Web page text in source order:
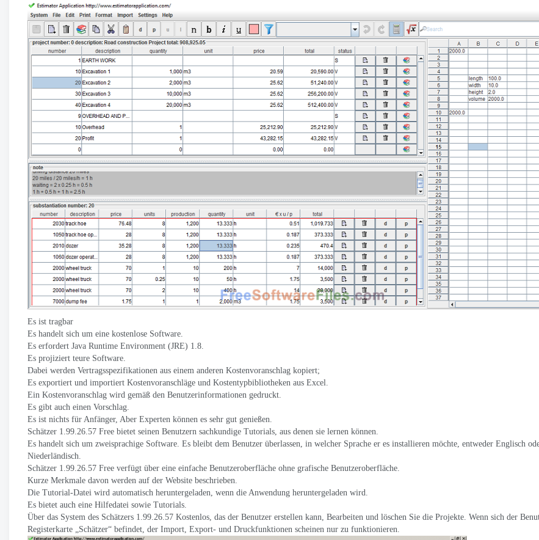
Es ist tragbar
Es handelt sich um eine kostenlose Software.
Es erfordert Java Runtime Environment (JRE) 1.8.
Es projiziert teure Software.
Dabei werden Vertragsspezifikationen aus einem anderen Kostenvoranschlag kopiert;
Es exportiert und importiert Kostenvoranschläge und Kostentypbibliotheken aus Excel.
Ein Kostenvoranschlag wird gemäß den Benutzerinformationen gedruckt.
Es gibt auch einen Vorschlag.
Es ist nichts für Anfänger, Aber Experten können es sehr gut genießen.
Schätzer 1.99.26.57 Free bietet seinen Benutzern sachkundige Tutorials, aus denen sie lernen können.
Es handelt sich um zweisprachige Software. Es bleibt dem Benutzer überlassen, in welcher Sprache er es installieren möchte, entweder Englisch
Niederländisch.
Schätzer 1.99.26.57 Free verfügt über eine einfache Benutzeroberfläche ohne grafische Benutzeroberfläche.
Kurze Merkmale davon werden auf der Website beschrieben.
Die Tutorial-Datei wird automatisch heruntergeladen, wenn die Anwendung heruntergeladen wird.
Es bietet auch eine Hilfedatei sowie Tutorials.
Über das System des Schätzers 1.99.26.57 Kostenlos, das der Benutzer erstellen kann, Bearbeiten und löschen Sie die Projekte. Wenn sich der
Registerkarte „Schätzer“ befindet, der Import, Export- und Druckfunktionen scheinen nur zu funktionieren.